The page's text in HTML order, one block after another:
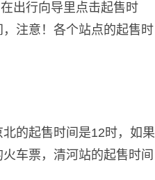
出行向导里点击起售时
注意！各个站点的起售时
的起售时间是12时，如果
车票，清河站的起售时间